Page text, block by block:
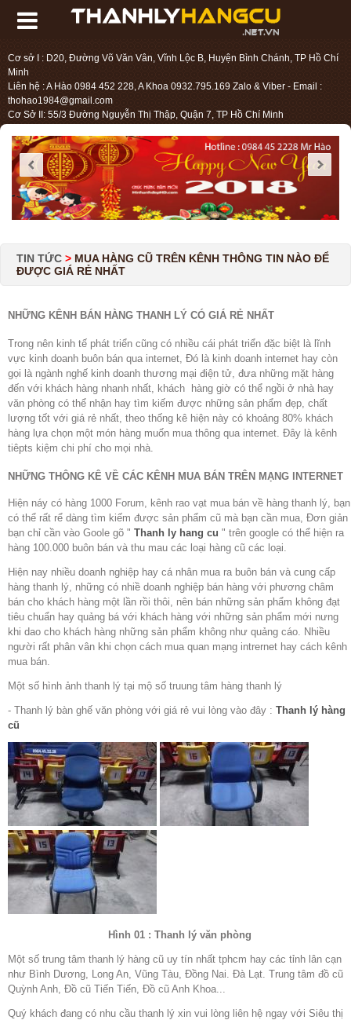
Cơ sở I : D20, Đường Võ Văn Vân, Vĩnh Lộc B, Huyện Bình Chánh, TP Hồ Chí
Minh
Liên hệ : A Hào 0984 452 228, A Khoa 0932.795.169 Zalo & Viber - Email :
thohao1984@gmail.com
Cơ Sở II: 55/3 Đường Nguyễn Thị Thập, Quận 7, TP Hồ Chí Minh
TIN TỨC > MUA HÀNG CŨ TRÊN KÊNH THÔNG TIN NÀO ĐỂ
ĐƯỢC GIÁ RẺ NHẤT
NHỮNG KÊNH BÁN HÀNG THANH LÝ CÓ GIÁ RẺ NHẤT
Trong nên kinh tế phát triển cũng có nhiều cái phát triển đặc biệt là lĩnh
vực kinh doanh buôn bán qua internet, Đó là kinh doanh internet hay còn
gọi là ngành nghế kinh doanh thương mại điện tử, đưa những mặt hàng
đến với khách hàng nhanh nhất, khách hàng giờ có thể ngồi ở nhà hay
văn phòng có thể nhận hay tìm kiếm được những sản phẩm đẹp, chất
lượng tốt với giá rẻ nhất, theo thống kê hiện này có khoảng 80% khách
hàng lựa chọn một món hàng muốn mua thông qua internet. Đây là kênh
tiêpts kiệm chi phí cho mọi nhà.
NHỮNG THÔNG KÊ VỀ CÁC KÊNH MUA BÁN TRÊN MẠNG INTERNET
Hiện náy có hàng 1000 Forum, kênh rao vạt mua bán về hàng thanh lý, bạn
có thể rất rể dàng tìm kiếm được sản phẩm cũ mà bạn cần mua, Đơn giản
bạn chỉ cần vào Goole gõ " Thanh ly hang cu " trên google có thể hiện ra
hàng 100.000 buôn bán và thu mau các loại hàng cũ các loại.
Hiện nay nhiều doanh nghiệp hay cá nhân mua ra buôn bán và cung cấp
hàng thanh lý, những có nhiề doanh nghiệp bán hàng với phương châm
bán cho khách hàng một lần rồi thôi, nên bán những sản phẩm không đạt
tiêu chuẩn hay quảng bá với khách hàng với những sản phẩm mới nưng
khi dao cho khách hàng những sản phẩm không như quảng cáo. Nhiều
người rất phân vân khi chọn cách mua quan mạng intrernet hay cách kênh
mua bán.
Một số hình ảnh thanh lý tại mộ số truung tâm hàng thanh lý
- Thanh lý bàn ghế văn phòng với giá rẻ vui lòng vào đây : Thanh lý hàng
cũ
Hình 01 : Thanh lý văn phòng
Một số trung tâm thanh lý hàng cũ uy tín nhất tphcm hay các tỉnh lân cạn
như Bình Dương, Long An, Vũng Tàu, Đồng Nai. Đà Lạt. Trung tâm đồ cũ
Quỳnh Anh, Đồ cũ Tiến Tiến, Đồ cũ Anh Khoa...
Quý khách đang có nhu cầu thanh lý xin vui lòng liên hệ ngay với Siêu thị